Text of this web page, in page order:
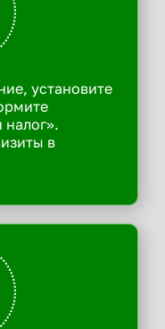
установите
налог».
в